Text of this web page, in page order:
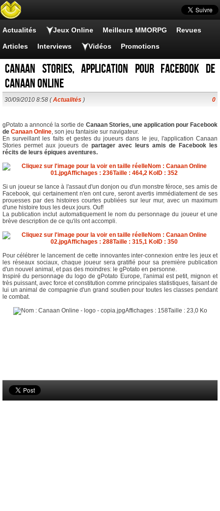
Actualités Jeux Online Meilleurs MMORPG Revues
Articles Interviews Vidéos Promotions
Canaan Stories, application pour Facebook de
Canaan Online
30/09/2010 8:58 (Actualités ) 0
gPotato a annoncé la sortie de Canaan Stories, une application pour Facebook
de Canaan Online, son jeu fantaisie sur navigateur.
En surveillant les faits et gestes du joueurs dans le jeu, l'application Canaan
Stories permet aux joueurs de partager avec leurs amis de Facebook les
récits de leurs épiques aventures.
Si un joueur se lance à l'assaut d'un donjon ou d'un monstre féroce, ses amis de
Facebook, qui certainement n'en ont cure, seront avertis immédiatement de ses
prouesses par des histoires courtes publiées sur leur mur, avec un maximum
d'une histoire tous les deux jours. Ouf!
La publication inclut automatiquement le nom du personnage du joueur et une
brève description de ce qu'ils ont accompli.
Pour célébrer le lancement de cette innovantes inter-connexion entre les jeux et
les réseaux sociaux, chaque joueur sera gratifié pour sa première publication
d'un nouvel animal, et pas des moindres: le gPotato en personne.
Inspiré du personnage du logo de gPotato Europe, l'animal est petit, mignon et
très puissant, avec force et constitution comme principales statistiques, faisant de
lui un animal de compagnie d'un grand soutien pour toutes les classes pendant
le combat.